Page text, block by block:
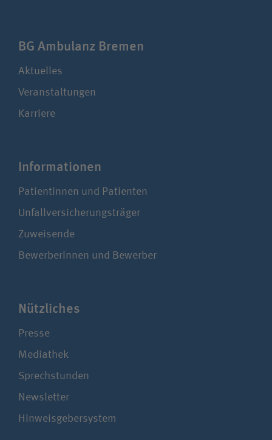
BG Ambulanz Bremen
Aktuelles
Veranstaltungen
Karriere
Infor­ma­ti­onen
Patientinnen und Patienten
Unfallversicherungsträger
Zuweisende
Bewerberinnen und Bewerber
Nützliches
Presse
Mediathek
Sprechstunden
Newsletter
Hinweisgebersystem